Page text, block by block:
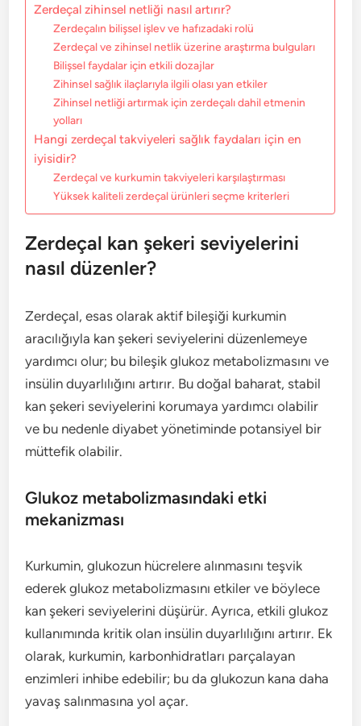
Zerdeçal zihinsel netliği nasıl artırır?
Zerdeçalın bilişsel işlev ve hafızadaki rolü
Zerdeçal ve zihinsel netlik üzerine araştırma bulguları
Bilişsel faydalar için etkili dozajlar
Zihinsel sağlık ilaçlarıyla ilgili olası yan etkiler
Zihinsel netliği artırmak için zerdeçalı dahil etmenin
yolları
Hangi zerdeçal takviyeleri sağlık faydaları için en
iyisidir?
Zerdeçal ve kurkumin takviyeleri karşılaştırması
Yüksek kaliteli zerdeçal ürünleri seçme kriterleri
Zerdeçal kan şekeri seviyelerini
nasıl düzenler?
Zerdeçal, esas olarak aktif bileşiği kurkumin
aracılığıyla kan şekeri seviyelerini düzenlemeye
yardımcı olur; bu bileşik glukoz metabolizmasını ve
insülin duyarlılığını artırır. Bu doğal baharat, stabil
kan şekeri seviyelerini korumaya yardımcı olabilir
ve bu nedenle diyabet yönetiminde potansiyel bir
müttefik olabilir.
Glukoz metabolizmasındaki etki
mekanizması
Kurkumin, glukozun hücrelere alınmasını teşvik
ederek glukoz metabolizmasını etkiler ve böylece
kan şekeri seviyelerini düşürür. Ayrıca, etkili glukoz
kullanımında kritik olan insülin duyarlılığını artırır. Ek
olarak, kurkumin, karbonhidratları parçalayan
enzimleri inhibe edebilir; bu da glukozun kana daha
yavaş salınmasına yol açar.